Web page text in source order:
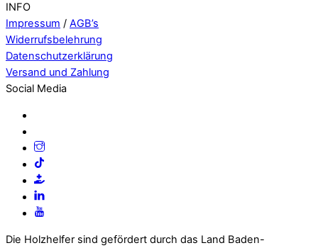
INFO
Impressum / AGB’s
Widerrufsbelehrung
Datenschutzerklärung
Versand und Zahlung
Social Media
Die Holzhelfer sind gefördert durch das Land Baden-